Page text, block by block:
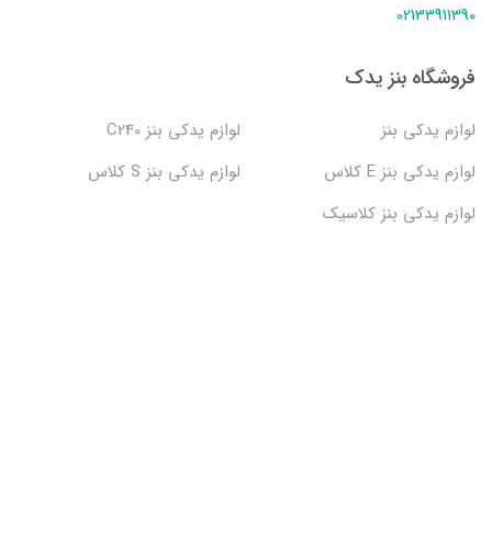
02133911390
فروشگاه بنز یدک
لوازم یدکی بنز
لوازم یدکی بنز C240
لوازم یدکی بنز E کلاس
لوازم یدکی بنز S کلاس
لوازم یدکی بنز کلاسیک